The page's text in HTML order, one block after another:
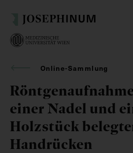
Online-Sammlung
einer Nadel und
Holzstück
Handrücken